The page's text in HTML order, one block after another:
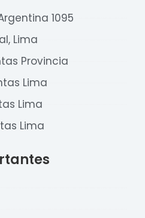
1095
Lima
Provincia
Lima
Lima
Lima